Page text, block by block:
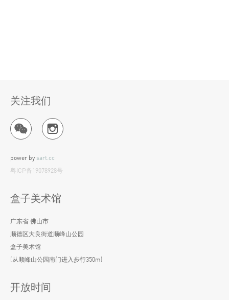
关注我们
power by sart.cc
粤ICP备19078928号
盒子美术馆
广东省 佛山市
顺德区大良街道顺峰山公园
盒子美术馆
(从顺峰山公园南门进入步行350m)
开放时间